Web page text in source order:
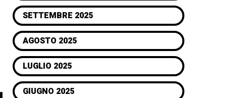
SETTEMBRE 2025
AGOSTO 2025
LUGLIO 2025
GIUGNO 2025